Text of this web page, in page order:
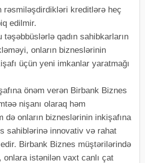
rəsmiləşdirdikləri kreditlərə heç
edilmir.
qadın sahibkarların
onların bizneslərinin
üçün yeni imkanlar yaratmağı
önəm verən Birbank Biznes
nişanı olaraq həm
də onların bizneslərinin inkişafına
sahiblərinə innovativ və rahat
Birbank Biznes müştərilərində
onlara istənilən vaxt canlı çat